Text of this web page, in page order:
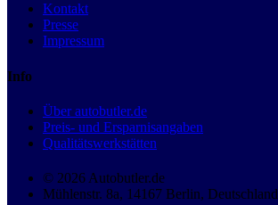
Kontakt
Presse
Impressum
Info
Über autobutler.de
Preis- und Ersparnisangaben
Qualitätswerkstätten
© 2026 Autobutler.de
Mühlenstr. 8a, 14167 Berlin, Deutschland